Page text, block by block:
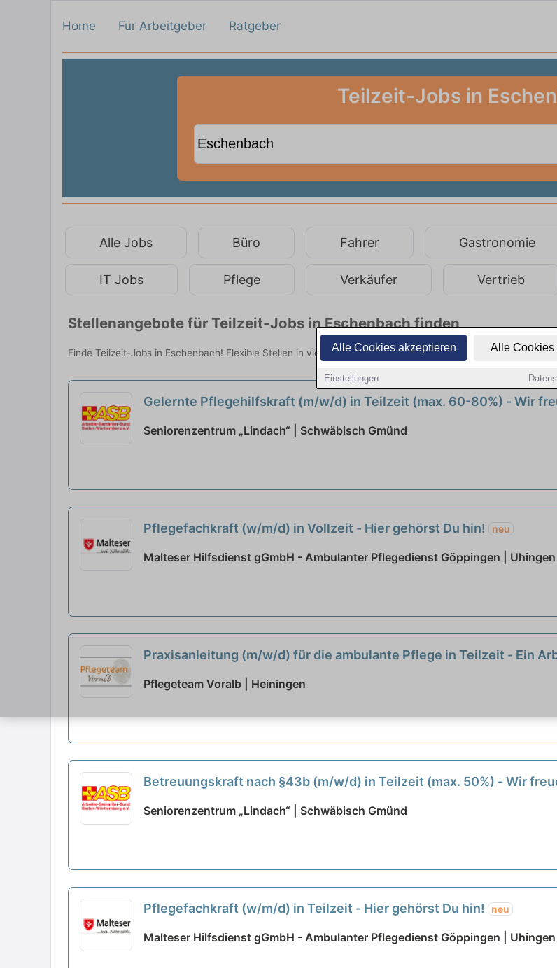
Alle Cookies akzeptieren Alle Cookies
Einstellungen
Home Für Arbeitgeber Ratgeber
Teilzeit-Jobs in
Alle Jobs Büro Fahrer Gastronomie
IT Jobs Pflege Verkäufer Vertrieb
Stellenangebote für Teilzeit-Jobs in Eschenbach finden
Finde Teilzeit-Jobs in Eschenbach! Flexible Stellen in vielen Branchen. Jetzt bewerben!
Gelernte Pflegehilfskraft (m/w/d) in Teilzeit (max. 60-80%) - Wir
Seniorenzentrum „Lindach“ | Schwäbisch Gmünd
Pflegefachkraft (w/m/d) in Vollzeit - Hier gehörst Du hin! neu
Malteser Hilfsdienst gGmbH - Ambulanter Pflegedienst Göppingen | Uhingen
Praxisanleitung (m/w/d) für die ambulante Pflege in Teilzeit - Ein
Pflegeteam Voralb | Heiningen
Betreuungskraft nach §43b (m/w/d) in Teilzeit (max. 50%) - Wir
Seniorenzentrum „Lindach“ | Schwäbisch Gmünd
Pflegefachkraft (w/m/d) in Teilzeit - Hier gehörst Du hin! neu
Malteser Hilfsdienst gGmbH - Ambulanter Pflegedienst Göppingen | Uhingen